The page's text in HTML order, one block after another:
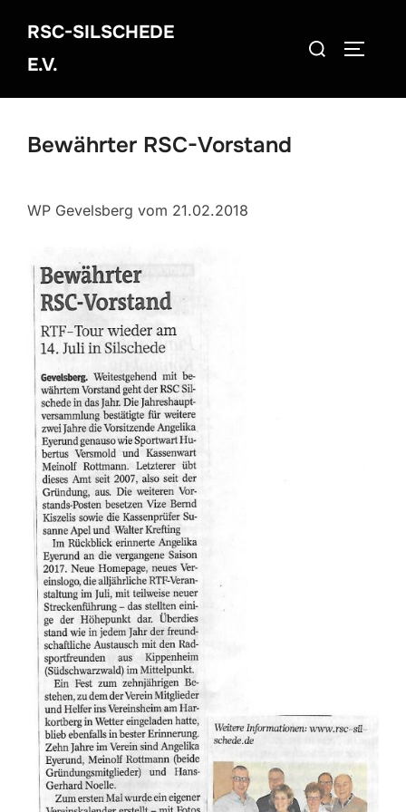
Inhalt
springen
RSC-SILSCHEDE
E.V.
Suchen
Bewährter RSC-Vorstand
WP Gevelsberg vom 21.02.2018